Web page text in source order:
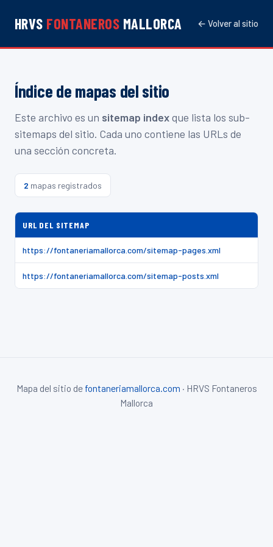
HRVS FONTANEROS MALLORCA ← Volver al sitio
Índice de mapas del sitio
Este archivo es un sitemap indexque lista los sub-
sitemaps del sitio. Cada uno contiene las URLs de
una sección concreta.
2 mapas registrados
URL DEL SITEMAP
https://fontaneriamallorca.com/sitemap-pages.xml
https://fontaneriamallorca.com/sitemap-posts.xml
Mapa del sitio de fontaneriamallorca.com · HRVS Fontaneros
Mallorca